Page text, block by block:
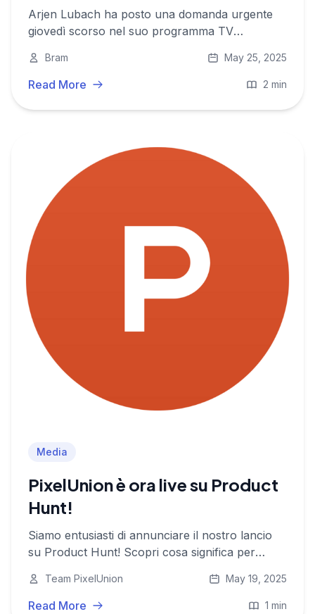
Arjen Lubach ha posto una domanda urgente
giovedì scorso nel suo programma TV
digitalmente i Paesi Bassi? Spoiler: sì, potrebbe.
Bram May 25, 2025
Read More 2 min
Media
PixelUnion è ora live su Product
Hunt!
Siamo entusiasti di annunciare il nostro lancio
su Product Hunt! Scopri cosa significa per
Team PixelUnion May 19, 2025
Read More 1 min